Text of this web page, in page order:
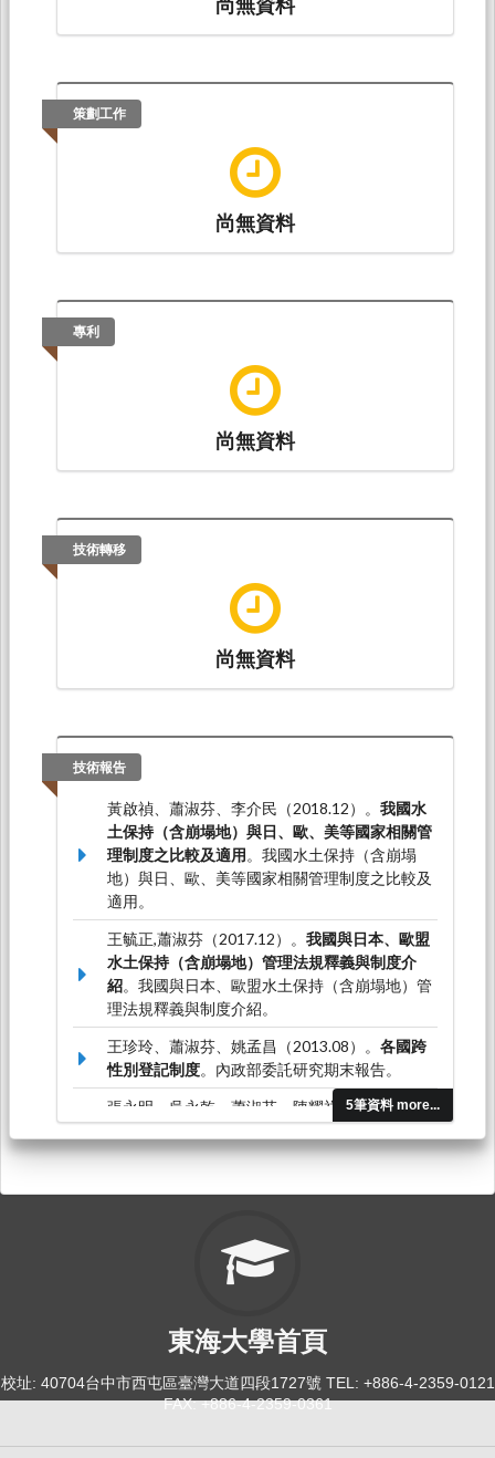
策劃工作
尚無資料
專利
尚無資料
技術轉移
尚無資料
技術報告
5筆資料 more...
黃啟禎、蕭淑芬、李介民（2018.12）。 我國水
土保持（含崩塌地）與日、歐、美等國家相關管
理制度之比較及適用。我國水土保持（含崩塌
地）與日、歐、美等國家相關管理制度之比較及
適用。
王毓正,蕭淑芬（2017.12）。 我國與日本、歐盟
水土保持（含崩塌地）管理法規釋義與制度介
紹。我國與日本、歐盟水土保持（含崩塌地）管
理法規釋義與制度介紹。
王珍玲、蕭淑芬、姚孟昌（2013.08）。 各國跨
性別登記制度。內政部委託研究期末報告。
張永明、吳永乾、蕭淑芬、陳耀祥
究。國家通訊傳播委員會委託研究報告。
吳志光、蕭淑芬（2010.06）。教師申訴評議案
東海大學首頁
校址: 40704台中市西屯區臺灣大道四段1727號 TEL: +886-4-2359-0121
FAX: +886-4-2359-0361